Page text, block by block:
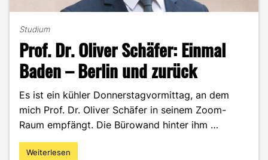
Studium
Prof. Dr. Oliver Schäfer: Einmal
Baden – Berlin und zurück
Es ist ein kühler Donnerstagvormittag, an dem
mich Prof. Dr. Oliver Schäfer in seinem Zoom-
Raum empfängt. Die Bürowand hinter ihm …
"Prof.
Weiterlesen